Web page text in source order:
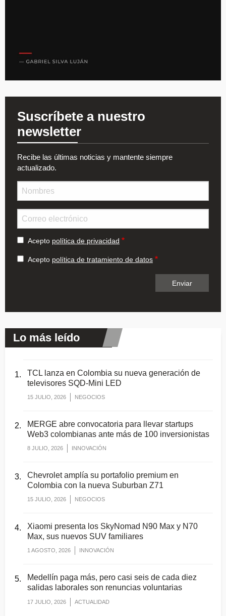
Suscríbete a nuestro
newsletter
Recibe las últimas noticias y mantente siempre
actualizado.
Acepto política de privacidad
Acepto política de tratamiento de datos
Lo más leído
TCL lanza en Colombia su nueva generación de
televisores SQD-Mini LED
15 JULIO, 2026 NEGOCIOS
MERGE abre convocatoria para llevar startups
Web3 colombianas ante más de 100 inversionistas
8 JULIO, 2026 INNOVACIÓN
Chevrolet amplía su portafolio premium en
Colombia con la nueva Suburban Z71
15 JULIO, 2026 NEGOCIOS
Xiaomi presenta los SkyNomad N90 Max y N70
Max, sus nuevos SUV familiares
1 AGOSTO, 2026 INNOVACIÓN
Medellín paga más, pero casi seis de cada diez
salidas laborales son renuncias voluntarias
17 JULIO, 2026 ACTUALIDAD